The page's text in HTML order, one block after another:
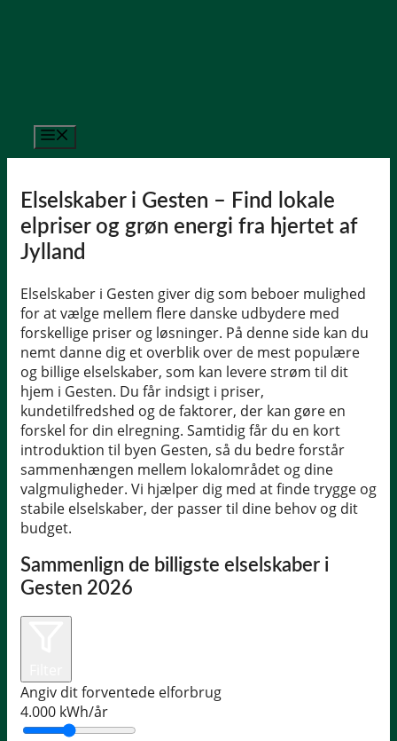
Elselskaber i Gesten – Find lokale
elpriser og grøn energi fra hjertet af
Jylland
Elselskaber i Gesten giver dig som beboer mulighed
for at vælge mellem flere danske udbydere med
forskellige priser og løsninger. På denne side kan du
nemt danne dig et overblik over de mest populære
og billige elselskaber, som kan levere strøm til dit
hjem i Gesten. Du får indsigt i priser,
kundetilfredshed og de faktorer, der kan gøre en
forskel for din elregning. Samtidig får du en kort
introduktion til byen Gesten, så du bedre forstår
sammenhængen mellem lokalområdet og dine
valgmuligheder. Vi hjælper dig med at finde trygge og
stabile elselskaber, der passer til dine behov og dit
budget.
Sammenlign de billigste elselskaber i
Gesten 2026
Angiv dit forventede elforbrug
4.000 kWh/år